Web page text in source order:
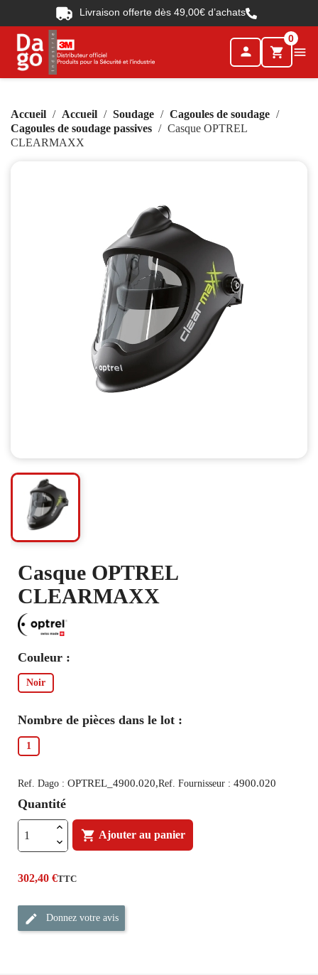
Livraison offerte dès 49,00€ d’achats
person shopping_cart
0

Accueil Accueil Soudage
Cagoules de soudage
Cagoules de soudage passives
Casque OPTREL
CLEARMAXX
Casque OPTREL
CLEARMAXX
Couleur :
Noir
Nombre de pièces dans le lot :
1
Ref. Dago : OPTREL_4900.020,Ref. Fournisseur : 4900.020
Quantité
 Ajouter au panier
302,40 €TTC
Donnez votre avis